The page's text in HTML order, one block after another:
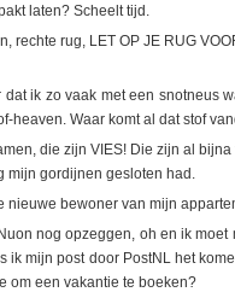
laten? Scheelt tijd.
rechte rug, LET OP JE RUG
dat ik zo vaak met een snotneus
heaven. Waar komt al dat stof
die zijn VIES! Die zijn al
mijn gordijnen gesloten had.
nieuwe bewoner van mijn
nog opzeggen, oh en ik
ik mijn post door PostNL het
om een vakantie te boeken?